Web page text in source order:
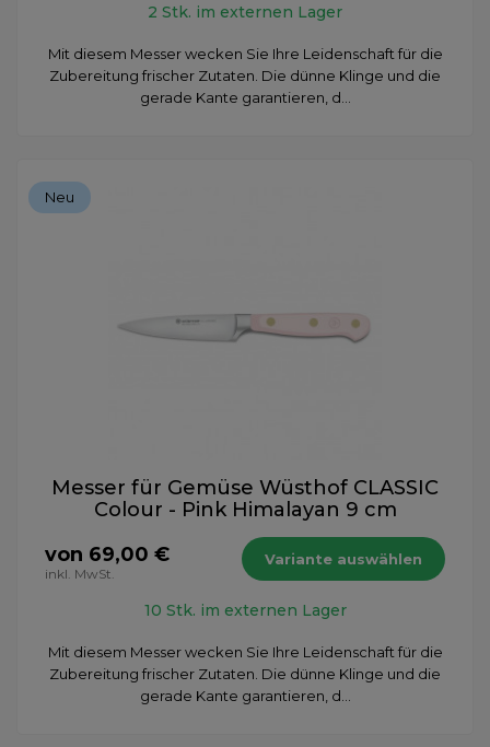
2 Stk. im externen Lager
Mit diesem Messer wecken Sie Ihre Leidenschaft für die
Zubereitung frischer Zutaten. Die dünne Klinge und die
gerade Kante garantieren, d...
Neu
Messer für Gemüse Wüsthof CLASSIC
Colour - Pink Himalayan 9 cm
von 69,00 €
inkl. MwSt.
Variante auswählen
10 Stk. im externen Lager
Mit diesem Messer wecken Sie Ihre Leidenschaft für die
Zubereitung frischer Zutaten. Die dünne Klinge und die
gerade Kante garantieren, d...